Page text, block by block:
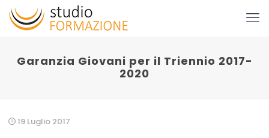
Garanzia Giovani per il Triennio 2017-
2020
19 Luglio 2017